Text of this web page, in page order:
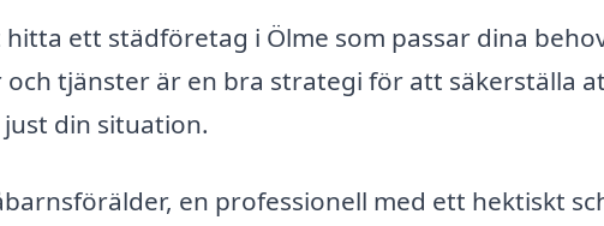
ett städföretag i Ölme som passar dina
tjänster är en bra strategi för att säkerställa
din situation.
en professionell med ett hektiskt